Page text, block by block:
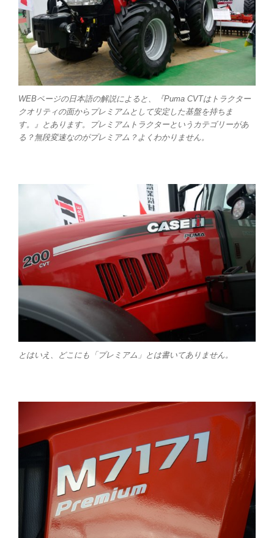
WEBページの日本語の解説によると、
『Puma CVTはトラクター
クオリティの面からプレミアムとして安定した基盤を持ちま
す。』 とあります。プレミアムトラクターというカテゴリーがあ
る？無段変速なのがプレミアム？よくわかりません。
とはいえ、どこにも「プレミアム」とは書いてありません。